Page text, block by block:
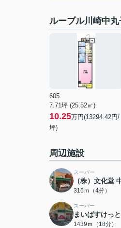
ルーブル川崎中
605
7.71坪 (25.52㎡)
10.25万円(13294.42円/
坪)
周辺施設
スーパー
（株）文化堂
316ｍ（4分）
スーパー
まいばすけっ
1439ｍ（18分）